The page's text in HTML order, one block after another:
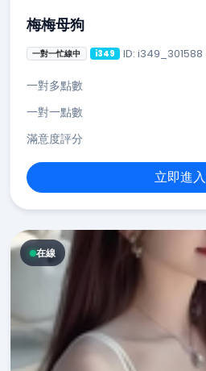
梅梅母狗
一對一忙線中 i349 ID: i349_301588
一對多點數
一對一點數
滿意度評分
立即進入
在線